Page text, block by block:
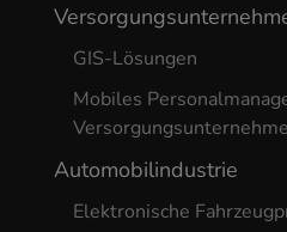
GIS-Lösungen
Mobiles
Automobilindustrie
Elektronische